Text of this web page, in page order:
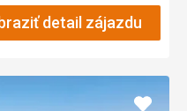
detail zájazdu
Pridať